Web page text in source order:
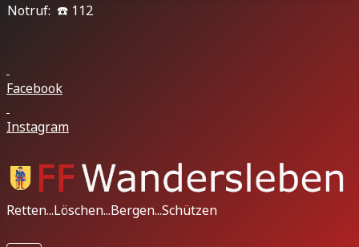
Notruf: ☎️ 112
Facebook
Instagram
Retten...Löschen...Bergen...Schützen